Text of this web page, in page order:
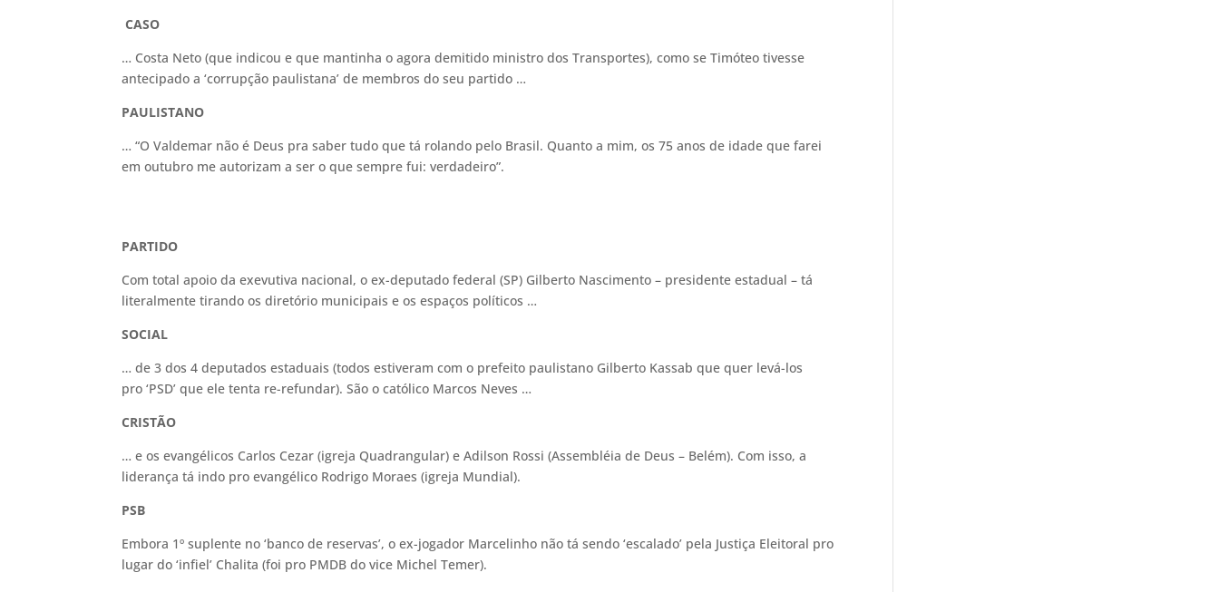
CASO
… Costa Neto (que indicou e que mantinha o agora demitido ministro dos Transportes), como se Timóteo tivesse
antecipado a ‘corrupção paulistana’ de membros do seu partido …
PAULISTANO
… “O Valdemar não é Deus pra saber tudo que tá rolando pelo Brasil. Quanto a mim, os 75 anos de idade que farei
em outubro me autorizam a ser o que sempre fui: verdadeiro”.
PARTIDO
Com total apoio da exevutiva nacional, o ex-deputado federal (SP) Gilberto Nascimento – presidente estadual – tá
literalmente tirando os diretório municipais e os espaços políticos …
SOCIAL
… de 3 dos 4 deputados estaduais (todos estiveram com o prefeito paulistano Gilberto Kassab que quer levá-los
pro ‘PSD’ que ele tenta re-refundar). São o católico Marcos Neves …
CRISTÃO
… e os evangélicos Carlos Cezar (igreja Quadrangular) e Adilson Rossi (Assembléia de Deus – Belém). Com isso, a
liderança tá indo pro evangélico Rodrigo Moraes (igreja Mundial).
PSB
Embora 1º suplente no ‘banco de reservas’, o ex-jogador Marcelinho não tá sendo ‘escalado’ pela Justiça Eleitoral pro
lugar do ‘infiel’ Chalita (foi pro PMDB do vice Michel Temer).